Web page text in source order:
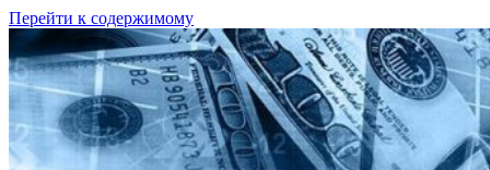
Перейти к содержимому